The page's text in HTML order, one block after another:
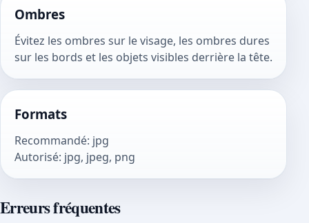
Ombres
Évitez les ombres sur le visage, les ombres dures
sur les bords et les objets visibles derrière la tête.
Formats
Recommandé: jpg
Autorisé: jpg, jpeg, png
Erreurs fréquentes